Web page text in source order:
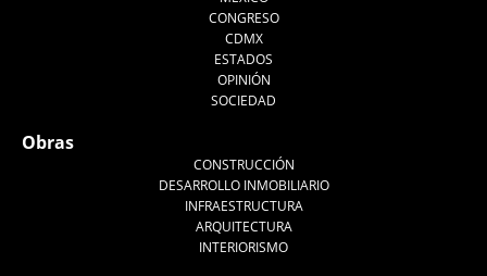
CONGRESO
CDMX
ESTADOS
OPINIÓN
SOCIEDAD
Obras
CONSTRUCCIÓN
DESARROLLO INMOBILIARIO
INFRAESTRUCTURA
ARQUITECTURA
INTERIORISMO